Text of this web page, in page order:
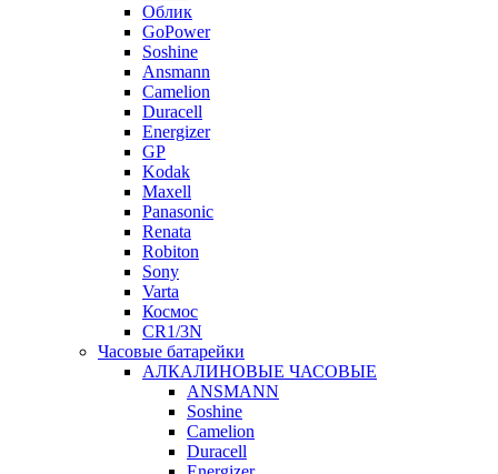
Облик
GoPower
Soshine
Ansmann
Camelion
Duracell
Energizer
GP
Kodak
Maxell
Panasonic
Renata
Robiton
Sony
Varta
Космос
CR1/3N
Часовые батарейки
АЛКАЛИНОВЫЕ ЧАСОВЫЕ
ANSMANN
Soshine
Camelion
Duracell